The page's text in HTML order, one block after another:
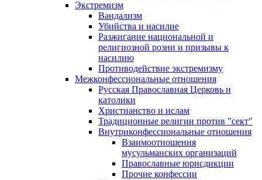
Экстремизм
Вандализм
Убийства и насилие
Разжигание национальной и
религиозной розни и призывы к
насилию
Противодействие экстремизму
Межконфессиональные отношения
Русская Православная Церковь и
католики
Христианство и ислам
Традиционные религии против "сект"
Внутриконфессиональные отношения
Взаимоотношения
мусульманских организаций
Православные юрисдикции
Прочие конфессии